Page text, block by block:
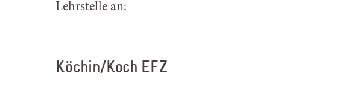
Lehrstelle an:
Köchin/Koch EFZ